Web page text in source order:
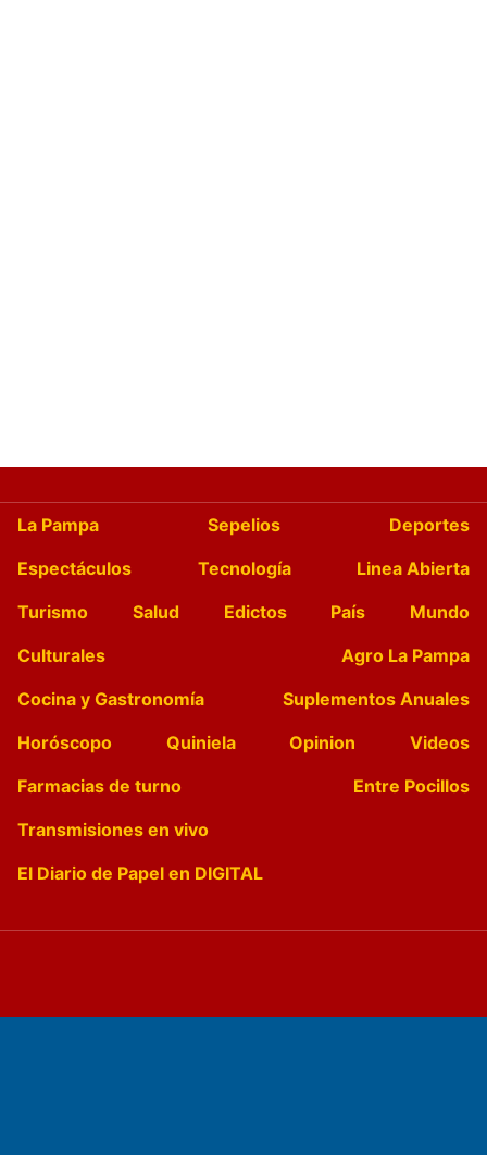
La Pampa Sepelios
Deportes
Espectáculos
Tecnología
Linea Abierta
Turismo
Salud Edictos País
Mundo
Culturales
Agro La Pampa
Cocina y Gastronomía
Suplementos Anuales
Horóscopo
Quiniela Opinion
Videos
Farmacias de turno
Entre Pocillos
Transmisiones en vivo
El Diario de Papel en DIGITAL